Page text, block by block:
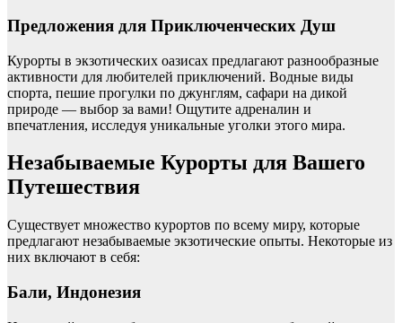
Предложения для Приключенческих Душ
Курорты в экзотических оазисах предлагают разнообразные
активности для любителей приключений. Водные виды
спорта, пешие прогулки по джунглям, сафари на дикой
природе — выбор за вами! Ощутите адреналин и
впечатления, исследуя уникальные уголки этого мира.
Незабываемые Курорты для Вашего
Путешествия
Существует множество курортов по всему миру, которые
предлагают незабываемые экзотические опыты. Некоторые из
них включают в себя:
Бали, Индонезия